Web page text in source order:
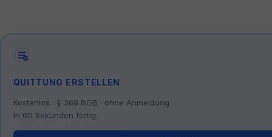
QUITTUNG ERSTELLEN
Kostenlos · § 368 BGB · ohne Anmeldung
In 60 Sekunden fertig.